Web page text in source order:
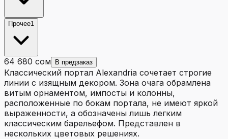
Прочее1
64 680 сом В предзаказ
Классический портал Alexandria сочетает строгие
линии с изящным декором. Зона очага обрамлена
витым орнаментом, импосты и колонны,
расположенные по бокам портала, не имеют яркой
выраженности, а обозначены лишь легким
классическим барельефом. Представлен в
нескольких цветовых решениях.